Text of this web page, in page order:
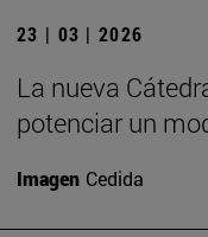
23 | 03 | 2026
La nueva
potenciar un
Imagen Cedida